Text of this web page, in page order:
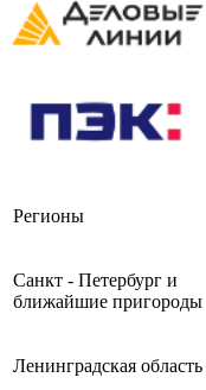
Регионы
Санкт - Петербург и
ближайшие пригороды
Ленинградская область